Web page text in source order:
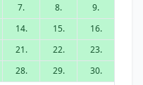
7. 8.
9.
14. 15.
16.
21. 22.
23.
28. 29.
30.